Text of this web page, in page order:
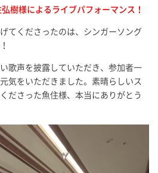
樹様によるライブパフォーマンス！
てくださったのは、シンガーソング
歌声を披露していただき、参加者一
気をいただきました。素晴らしいス
ださった魚住様、本当にありがとう